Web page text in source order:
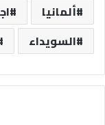
ألمانيا
السويداء